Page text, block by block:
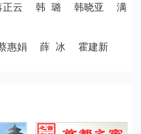
云 韩 璐 韩晓亚 满
娟 薛 冰 霍建新